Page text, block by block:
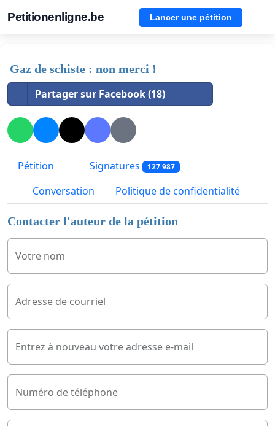
Petitionenligne.be Lancer une pétition
Gaz de schiste : non merci !
Partager sur Facebook (18)
Pétition Signatures 127 987
Conversation Politique de confidentialité
Contacter l'auteur de la pétition
Votre nom
Adresse de courriel
Entrez à nouveau votre adresse e-mail
Numéro de téléphone